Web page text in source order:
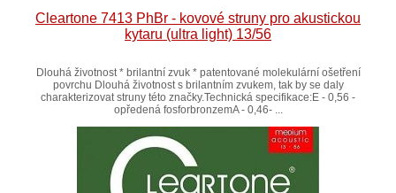
Cleartone 7413 PhBr - kovové struny pro akustickou
kytaru (ultra light) 13/56
Dlouhá životnost * brilantní zvuk * patentované molekulární ošetření
povrchu Dlouhá životnost s brilantním zvukem, tak by se daly
charakterizovat struny této značky.Technická specifikace:E - 0,56 -
opředená fosforbronzemA - 0,46- ...